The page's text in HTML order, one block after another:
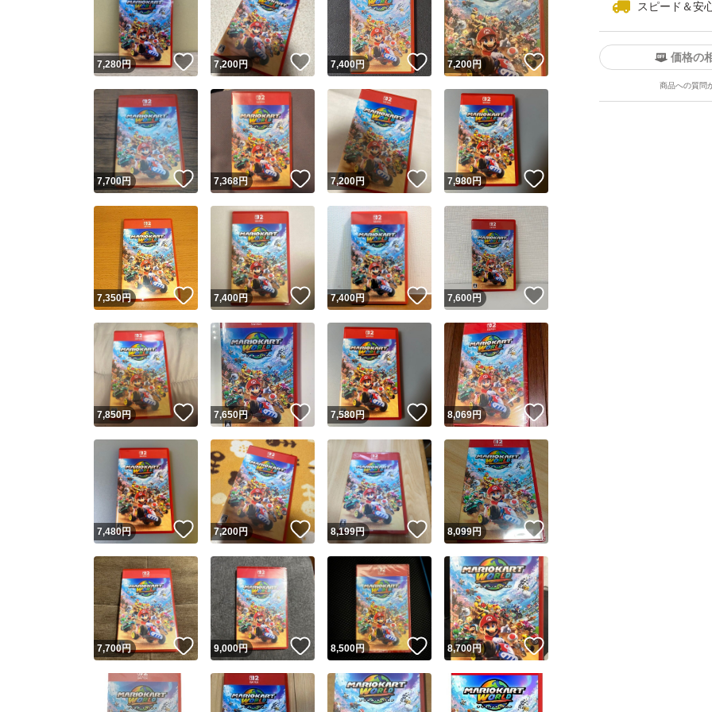
スピード＆安
ユーザーの実績について
Yahoo!フリマが定めた一定の基準を満たしたユーザーにバッジを付与しています
安心取引出品者
安心取引出品者 Yahoo!フリマの基準をクリアした安心・安全なユーザーです
取引実績
取引実績◯+ このユーザーはYahoo!フリマの取引を完了させた実績があり
他フリマ実績◯+ このユーザーは他フリマサービスでの取引実績があります
スピード&安心発送
※このバッジは実績に基づく表示であり、発送を保証しているものではありません
スピード＆安心発送
このユーザーは高頻度で24時間以内＆設定した発送日数内に
ます
スピード発送 このユーザーは高頻度で24時間以内に発送しています
安心発送 このユーザーは設定した発送日数内に発送しています
価格の
商品への質問
この商品の情報をコピーします
商品画像の 無断転載は禁止されています
コピーは1商品につき1回です
出品ページへ
キャンセル
7,280円 いいね！
7,200円 いいね！
7,400円 いいね！
7,200円
7,700円 いいね！
7,368円 いいね！
7,200円 いいね！
7,980円
7,350円 いいね！
7,400円 いいね！
7,400円 いいね！
7,600円
7,850円 いいね！
7,650円 いいね！
7,580円 いいね！
8,069円 いいね！
7,480円 いいね！
7,200円 いいね！
8,199円 いいね！
8,099円
7,700円 いいね！
9,000円 いいね！
8,500円 いいね！
8,700円